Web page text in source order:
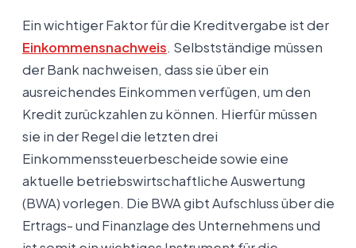
Ein wichtiger Faktor für die Kreditvergabe ist der
Einkommensnachweis. Selbstständige müssen
der Bank nachweisen, dass sie über ein
ausreichendes Einkommen verfügen, um den
Kredit zurückzahlen zu können. Hierfür müssen
sie in der Regel die letzten drei
Einkommenssteuerbescheide sowie eine
aktuelle betriebswirtschaftliche Auswertung
(BWA) vorlegen. Die BWA gibt Aufschluss über die
Ertrags- und Finanzlage des Unternehmens und